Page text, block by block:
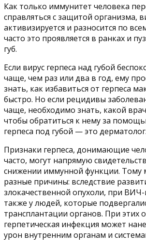
Как только иммунитет человека
справляться с защитой организма,
активизируется и разносится по
часто это проявляется в ранках и
губ.
Если вирус герпеса над губой
чаще, чем раз или два в год, ему
знать, как избавиться от герпеса
быстро. Но если рецидивы
чаще, необходимо знать, какой
чтобы обратиться к нему за
герпеса под губой — это дерматолог.
Признаки герпеса, донимающие
часто, могут напрямую
снижении иммунной функции. Тому
разные причины: вследствие
злокачественной опухоли, при
также у людей, которые
трансплантации органов. При этих
герпетическая инфекция может
урон внутренним органам и